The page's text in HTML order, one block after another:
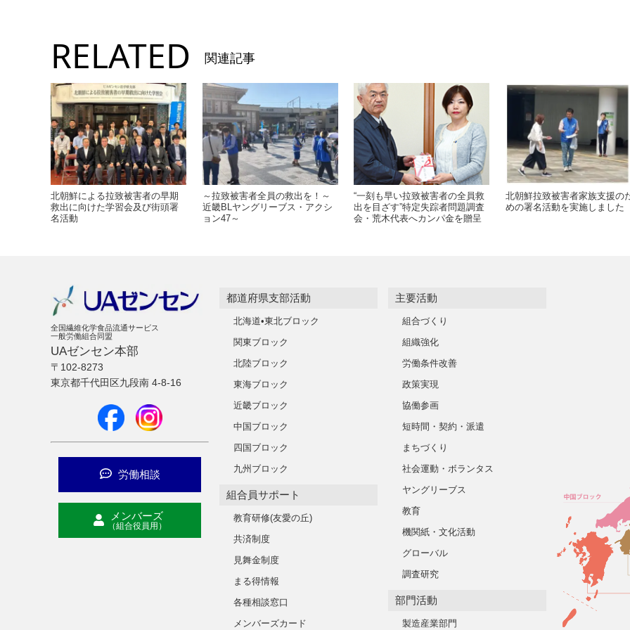
RELATED 関連記事
北朝鮮による拉致被害者の早期
救出に向けた学習会及び街頭署
名活動
～拉致被害者全員の救出を！～
近畿BLヤングリーブス・アクシ
ョン47～
“一刻も早い拉致被害者の全員救
出を目ざす”特定失踪者問題調査
会・荒木代表へカンパ金を贈呈
北朝鮮拉致被害者家族支援の
めの署名活動を実施しました
全国繊維化学食品流通サービス
一般労働組合同盟
UAゼンセン本部
〒102-8273
東京都千代田区九段南 4-8-16
労働相談
メンバーズ
（組合役員用）
都道府県支部活動
北海道•東北ブロック
関東ブロック
北陸ブロック
東海ブロック
近畿ブロック
中国ブロック
四国ブロック
九州ブロック
組合員サポート
教育研修(友愛の丘)
共済制度
見舞金制度
まる得情報
各種相談窓口
メンバーズカード
主要活動
組合づくり
組織強化
労働条件改善
政策実現
協働参画
短時間・契約・派遣
まちづくり
社会運動・ボランタス
ヤングリーブス
教育
機関紙・文化活動
グローバル
調査研究
部門活動
製造産業部門